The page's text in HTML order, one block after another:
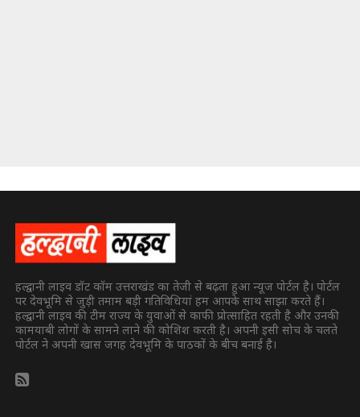
हल्द्वानी लाइव डॉट कॉम उत्तराखंड का तेजी से बढ़ता हुआ न्यूज पोर्टल है। पोर्टल
पर देवभूमि से जुड़ी तमाम बड़ी गतिविधियां हम आपके साथ साझा करते हैं।
हल्द्वानी लाइव की टीम राज्य के युवाओं से काफी प्रोत्साहित रहती है और उनकी
कामयाबी लोगों के सामने लाने की कोशिश करती है। अपनी इसी सोच के चलते
पोर्टल ने अपनी खास जगह देवभूमि के पाठकों के बीच बनाई है।